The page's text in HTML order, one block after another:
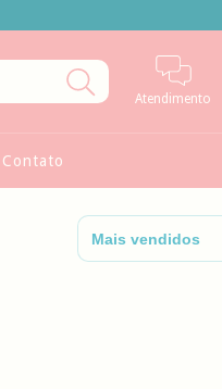
Atendimento
Contato